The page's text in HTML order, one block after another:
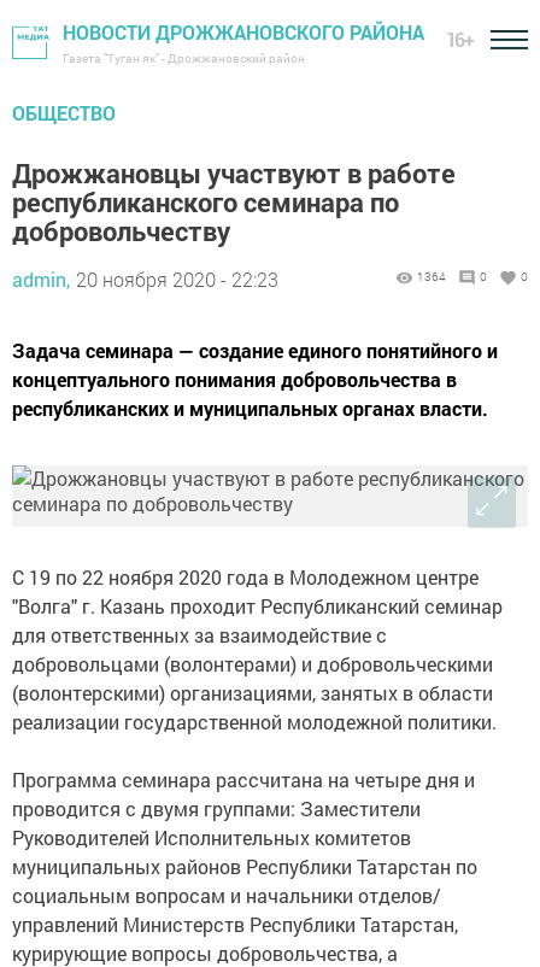
НОВОСТИ ДРОЖЖАНОВСКОГО РАЙОНА
Газета "Туган як" - Дрожжановский район
16+
ОБЩЕСТВО
Дрожжановцы участвуют в работе
республиканского семинара по
добровольчеству
admin, 20 ноября 2020 - 22:23 1364 0 0
Задача семинара — создание единого понятийного и
концептуального понимания добровольчества в
республиканских и муниципальных органах власти.
С 19 по 22 ноября 2020 года в Молодежном центре
"Волга" г. Казань проходит Республиканский семинар
для ответственных за взаимодействие с
добровольцами (волонтерами) и добровольческими
(волонтерскими) организациями, занятых в области
реализации государственной молодежной политики.
Программа семинара рассчитана на четыре дня и
проводится с двумя группами: Заместители
Руководителей Исполнительных комитетов
муниципальных районов Республики Татарстан по
социальным вопросам и начальники отделов/
управлений Министерств Республики Татарстан,
курирующие вопросы добровольчества, а